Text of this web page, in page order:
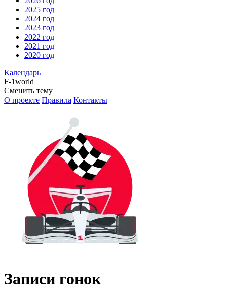
2025 год
2024 год
2023 год
2022 год
2021 год
2020 год
Календарь
F-1world
Сменить тему
О проекте Правила Контакты
Записи гонок